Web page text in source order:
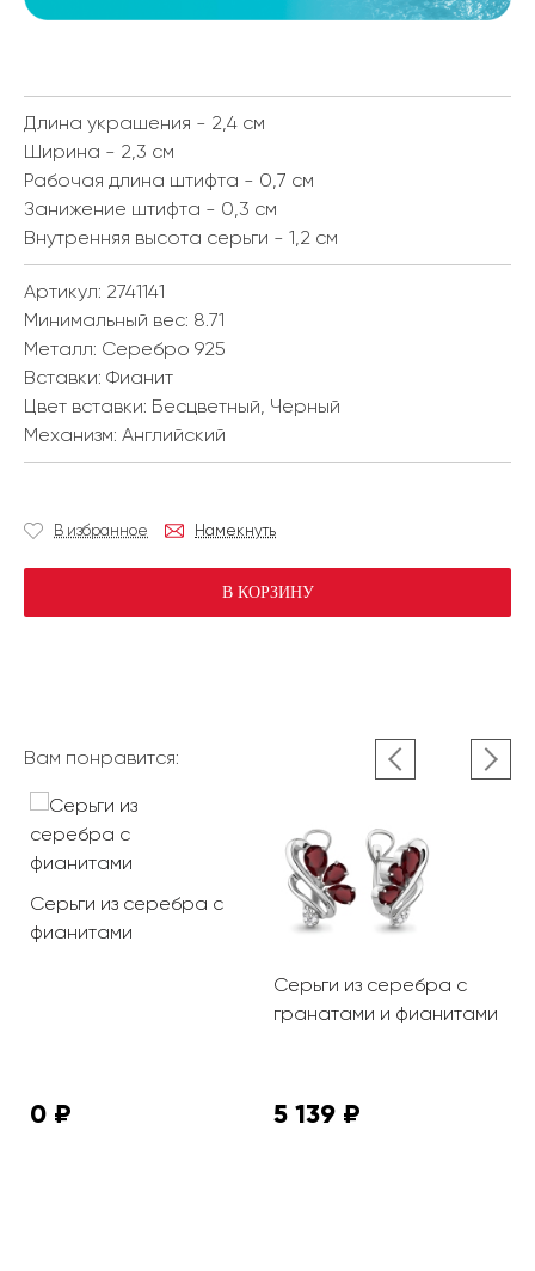
Длина украшения - 2,4 см
Ширина - 2,3 см
Рабочая длина штифта - 0,7 см
Занижение штифта - 0,3 см
Внутренняя высота серьги - 1,2 см
Артикул: 2741141
Минимальный вес: 8.71
Металл: Серебро 925
Вставки: Фианит
Цвет вставки: Бесцветный, Черный
Механизм: Английский
В избранное Намекнуть
В КОРЗИНУ
Вам понравится:
Серьги из серебра с
фианитами
0 ₽
Серьги из серебра с
гранатами и фианитами
5 139 ₽